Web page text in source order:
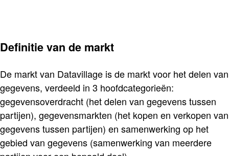
Definitie van de markt
De markt van Datavillage is de markt voor het delen van
gegevens, verdeeld in 3 hoofdcategorieën:
gegevensoverdracht (het delen van gegevens tussen
partijen), gegevensmarkten (het kopen en verkopen van
gegevens tussen partijen) en samenwerking op het
gebied van gegevens (samenwerking van meerdere